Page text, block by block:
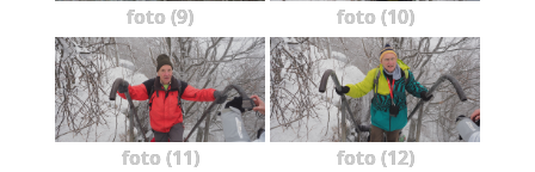
foto (9) foto (10)
foto (11) foto (12)